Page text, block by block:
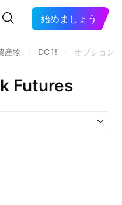
始めましょう
産物 DC1! オプション
Futures